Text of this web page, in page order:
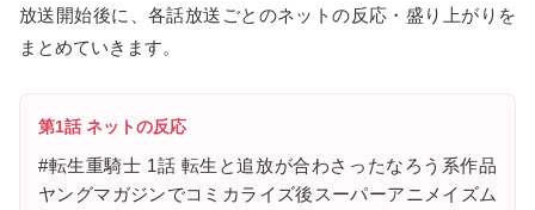
放送開始後に、各話放送ごとのネットの反応・盛り上がりを
まとめていきます。
第1話 ネットの反応
#転生重騎士 1話 転生と追放が合わさったなろう系作品
ヤングマガジンでコミカライズ後スーパーアニメイズム